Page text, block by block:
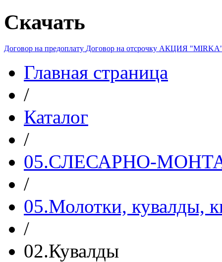
Скачать
Договор на предоплату Договор на отсрочку АКЦИЯ
Главная страница
/
Каталог
/
05.СЛЕСАРНО-
/
05.Молотки, кувалды,
/
02.Кувалды